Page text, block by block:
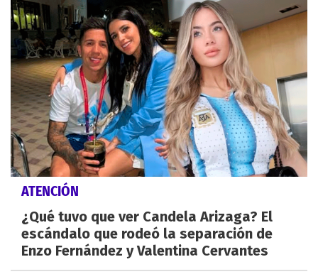
ATENCIÓN
¿Qué tuvo que ver Candela Arizaga? El
escándalo que rodeó la separación de
Enzo Fernández y Valentina Cervantes